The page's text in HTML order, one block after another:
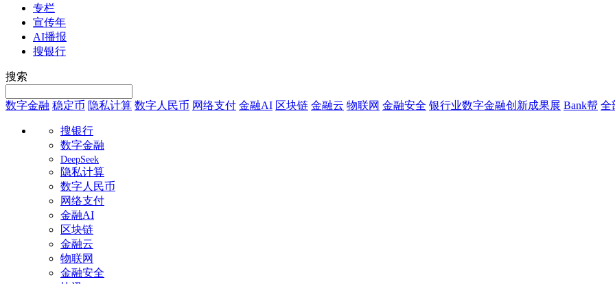
专栏
宣传年
AI播报
搜银行
搜索
数字金融 稳定币 隐私计算 数字人民币 网络支付 金融AI 区块链 金融云 物联网 金融安全 银行业数字金融创新成果展 Bank帮 全
搜银行
数字金融
DeepSeek
隐私计算
数字人民币
网络支付
金融AI
区块链
金融云
物联网
金融安全